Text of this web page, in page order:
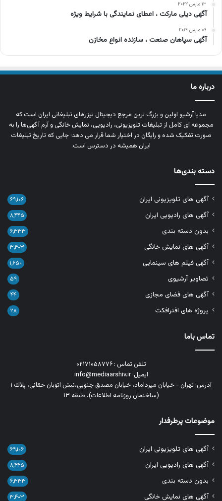
۱۳ مارس ۲۰۲۲
آگهی دیلی مارکت ، اعطای نمایندگی با شرایط ویژه
۰۹ مارس ۲۰۱۹
آگهی سپاهان صنعت ، سازنده انواع مخازن
درباره ما
مدیا آرشیو اولین و بزرگ‌ ترین مرجع دیجیتال تیزرهای تبلیغاتی ایران است که
مجموعه‌ ای کامل از تبلیغات تلویزیونی، رادیویی، نمایش خانگی و آرم‌ آگهی‌ها را به‌
صورت تفکیک‌ شده و رایگان در اختیار شما قرار می‌ دهد؛ جایی که تاریخ تبلیغات
ایران همیشه در دسترس است.
دسته بندی‌ها
آگهی های تلویزیونی ایران ۶۹,۱۰۶
آگهی های رادیویی ایران ۸,۴۴۵
بدون دسته بندی ۶,۳۳۳
آگهی های نمایش خانگی ۳,۴۰۳
آگهی فیلم های سینمایی ۱,۶۵۰
تصاویر آرشیوی ۵۹
آگهی های فضای مجازی ۴۴
پروژه های افترافکت ۲۸
تماس باما
تلفن تماس : ۰۲۱۷۱۰۵۸۷۷۶
ایمیل: info@mediaarshiv.ir
آدرس: تهران - خیابان میرداماد، خیابان مصدق جنوبی،نبش اتوبان حقانی، پلاك ١
(ساختمان روزنامه اطلاعات)، طبقه ۱۳
موضوعات پرطرفدار
آگهی های تلویزیونی ایران ۶۹,۱۰۶
آگهی های رادیویی ایران ۸,۴۴۵
بدون دسته بندی ۶,۳۳۳
آگهی های نمایش خانگی ۳,۴۰۳